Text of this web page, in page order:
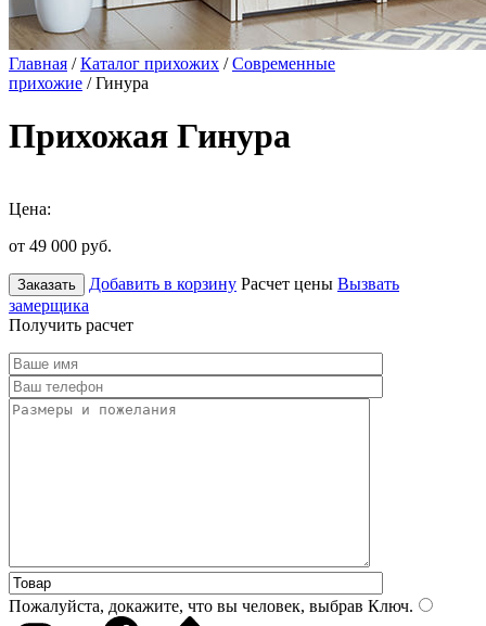
Главная /Каталог прихожих /Современные
прихожие / Гинура
Прихожая Гинура
Цена:
от 49 000 руб.
Заказать Добавить в корзину Расчет цены Вызвать
замерщика
Получить расчет
Пожалуйста, докажите, что вы человек, выбрав Ключ.